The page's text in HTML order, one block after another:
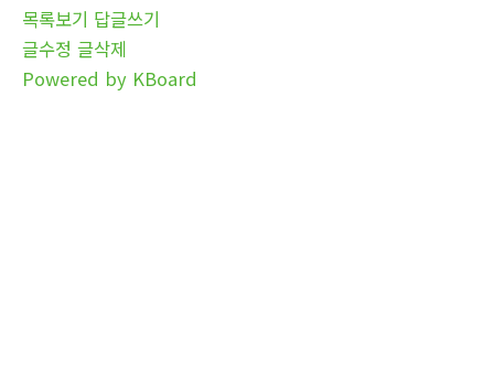
목록보기 답글쓰기
글수정 글삭제
Powered by KBoard